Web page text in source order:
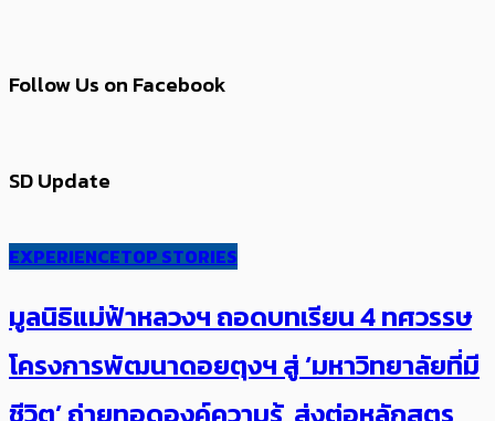
Follow Us on Facebook
SD Update
EXPERIENCETOP STORIES
มูลนิธิแม่ฟ้าหลวงฯ ถอดบทเรียน 4 ทศวรรษ
โครงการพัฒนาดอยตุงฯ สู่ ‘มหาวิทยาลัยที่มี